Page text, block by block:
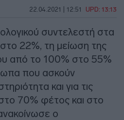
22.04.2021 | 12:51 UPD: 13:13
συντελεστή στα
22%, τη μείωση της
από το 100% στο 55%
που ασκούν
και για τις
70% φέτος και στο
ο